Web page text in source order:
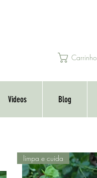
Carrinho
Videos Blog
limpa e cuida